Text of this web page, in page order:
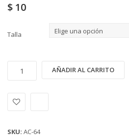
$ 10
Talla
AC
64)
cantidad
AÑADIR AL CARRITO
SKU: AC-64